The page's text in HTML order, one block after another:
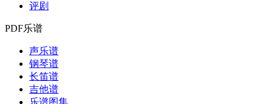
评剧
PDF乐谱
声乐谱
钢琴谱
长笛谱
吉他谱
乐谱图集